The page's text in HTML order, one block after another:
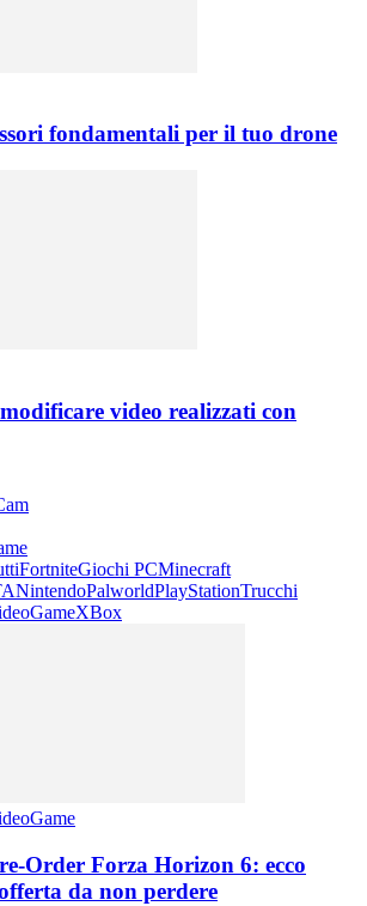
fondamentali per il tuo drone
video realizzati con
FortniteGiochi PCMinecraft
NintendoPalworldPlayStationTrucchi
XBox
Order Forza Horizon 6: ecco
da non perdere